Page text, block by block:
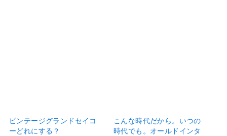
ビンテージグランドセイコ
ーどれにする？
こんな時代だから。いつの
時代でも。オールドインタ